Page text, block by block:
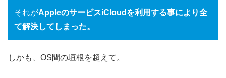
それがAppleのサービスiCloudを利用する事により全
て解決してしまった。
しかも、OS間の垣根を超えて。